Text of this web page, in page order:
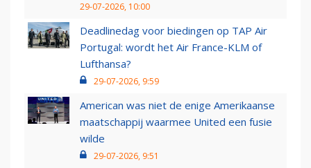
29-07-2026, 10:00
Deadlinedag voor biedingen op TAP Air
Portugal: wordt het Air France-KLM of
Lufthansa?
29-07-2026, 9:59
American was niet de enige Amerikaanse
maatschappij waarmee United een fusie
wilde
29-07-2026, 9:51